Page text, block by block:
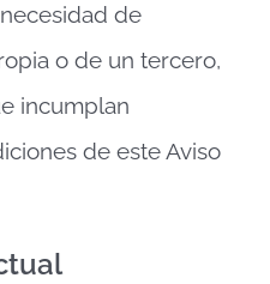
de
o de un tercero,
incumplan
de este Aviso